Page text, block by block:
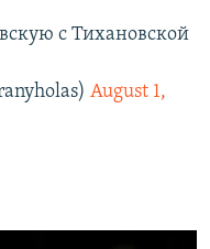
с Тихановской
August 1,